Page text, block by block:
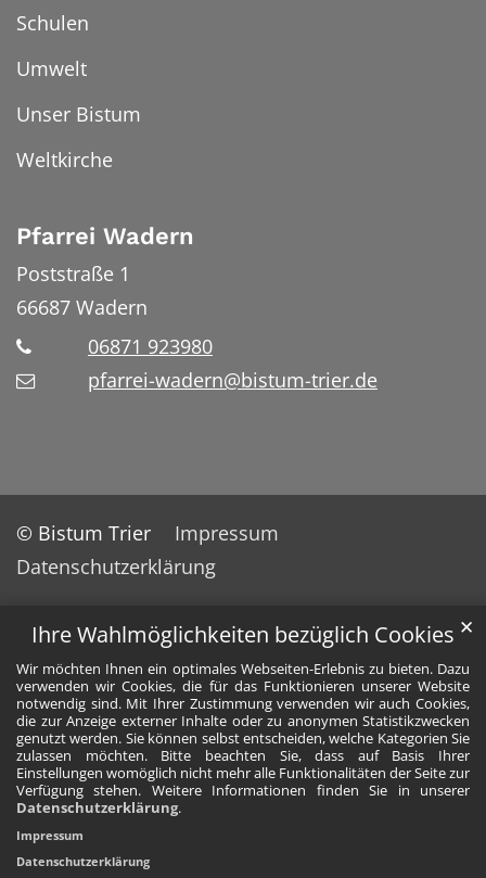
Ihre Wahlmöglichkeiten bezüglich Cookies
Wir möchten Ihnen ein optimales Webseiten-Erlebnis zu bieten. Dazu
verwenden wir Cookies, die für das Funktionieren unserer Website
notwendig sind. Mit Ihrer Zustimmung verwenden wir auch Cookies,
die zur Anzeige externer Inhalte oder zu anonymen Statistikzwecken
genutzt werden. Sie können selbst entscheiden, welche Kategorien Sie
zulassen möchten. Bitte beachten Sie, dass auf Basis Ihrer
Einstellungen womöglich nicht mehr alle Funktionalitäten der Seite zur
Verfügung stehen. Weitere Informationen finden Sie in unserer
Datenschutzerklärung.
✕
Impressum
Datenschutzerklärung
Schulen
Umwelt
Unser Bistum
Weltkirche
Pfarrei Wadern
Poststraße 1
66687 Wadern
06871 923980
pfarrei-wadern@bistum-trier.de
© Bistum Trier
Impressum
Datenschutzerklärung